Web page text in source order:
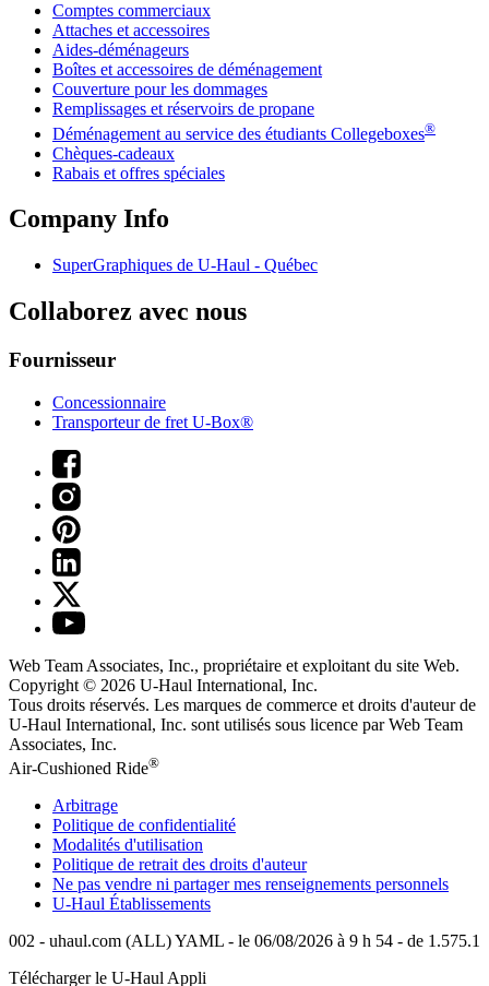
Comptes commerciaux
Attaches et accessoires
Aides-déménageurs
Boîtes et accessoires de déménagement
Couverture pour les dommages
Remplissages et réservoirs de propane
Déménagement au service des étudiants Collegeboxes®
Chèques-cadeaux
Rabais et offres spéciales
Company Info
SuperGraphiques de U-Haul - Québec
Collaborez avec nous
Fournisseur
Concessionnaire
Transporteur de fret U-Box®
Web Team Associates, Inc., propriétaire et exploitant du site Web.
Copyright © 2026 U-Haul International, Inc.
Tous droits réservés. Les marques de commerce et droits d'auteur de
U-Haul International, Inc. sont utilisés sous licence par Web Team
Associates, Inc.
Air-Cushioned Ride®
Arbitrage
Politique de confidentialité
Modalités d'utilisation
Politique de retrait des droits d'auteur
Ne pas vendre ni partager mes renseignements personnels
U-Haul Établissements
002 - uhaul.com (ALL) YAML - le 06/08/2026 à 9 h 54 - de 1.575.1
Télécharger le U-Haul Appli